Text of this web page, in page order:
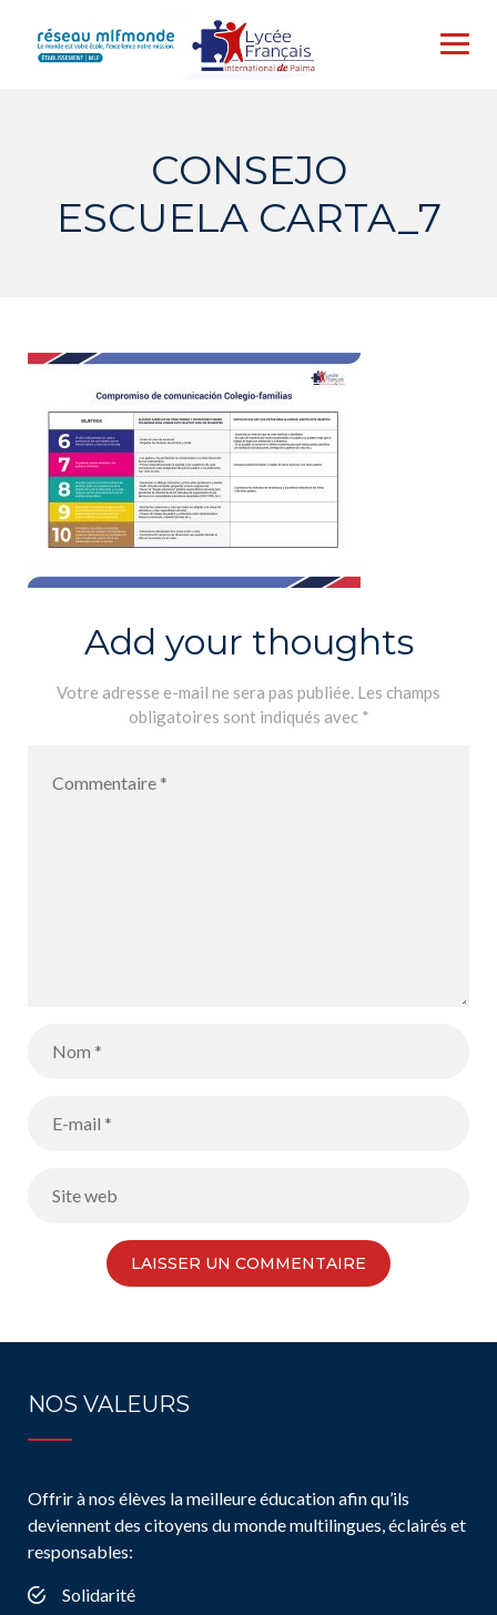
content
CONSEJO
ESCUELA CARTA_7
Add your thoughts
Votre adresse e-mail ne sera pas publiée. Les champs
obligatoires sont indiqués avec *
NOS VALEURS
Offrir à nos élèves la meilleure éducation afin qu’ils
deviennent des citoyens du monde multilingues, éclairés et
responsables:
Solidarité